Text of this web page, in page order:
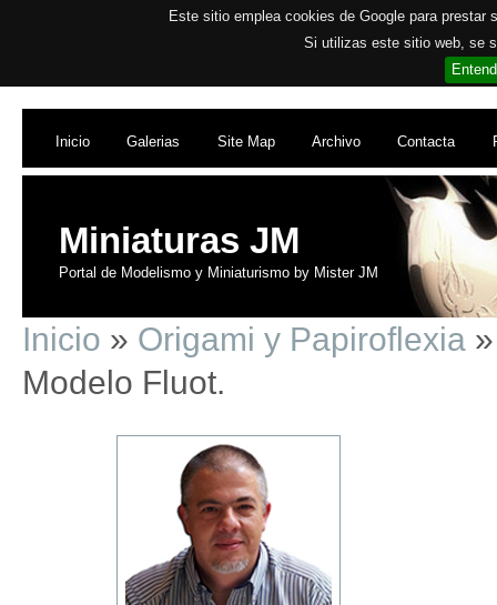
Este sitio emplea cookies de Google para
Si utilizas este sitio web, se
Inicio Galerias Site Map Archivo Contacta
Miniaturas JM
Portal de Modelismo y Miniaturismo by Mister JM
Inicio » Origami y Papiroflexia
Modelo Fluot.